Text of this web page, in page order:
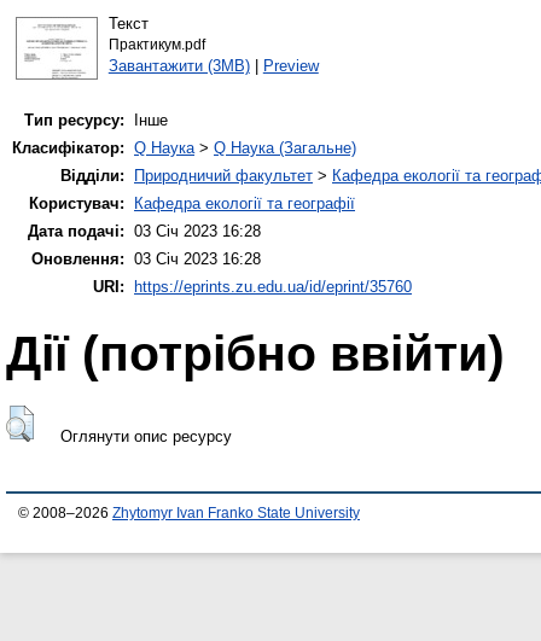
Текст
Практикум.pdf
Завантажити (3MB)| Preview
Тип ресурсу:
Інше
Класифікатор: Q Наука> Q Наука (Загальне)
Відділи:
Природничий факультет > Кафедра екології та
Користувач:
Кафедра екології та географії
Дата подачі: 03 Січ 2023 16:28
Оновлення: 03 Січ 2023 16:28
URI:
https://eprints.zu.edu.ua/id/eprint/35760
Дії ​​(потрібно ввійти)
Оглянути опис ресурсу
© 2008–2026 Zhytomyr Ivan Franko State University